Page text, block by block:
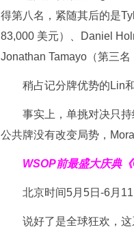
得第八名，紧随其后的是
83,000 美元）、Daniel
Jonathan Tamayo（第三名
稍占记分牌优势的Lin
事实上，单挑对决只
公共牌没有改变局势，
WSOP前最盛大庆典《
北京时间5月5日-6月11
说好了是全球狂欢，这